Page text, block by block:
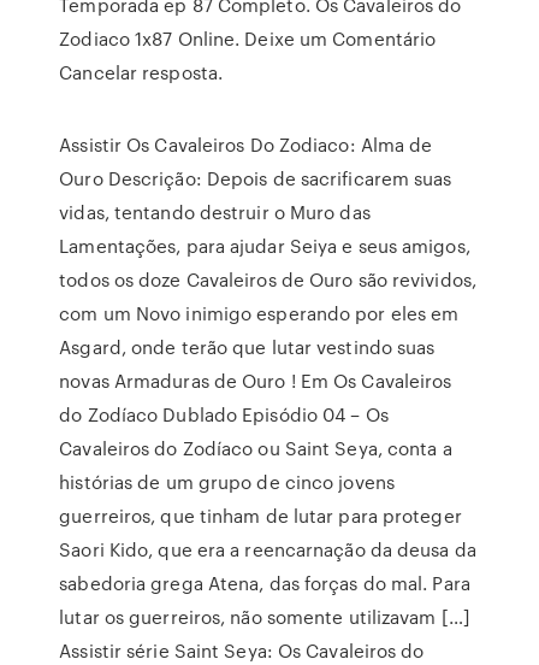
Zodiaco 1x87 Online. Deixe um Comentário
Cancelar resposta.
Assistir Os Cavaleiros Do Zodiaco: Alma de
Ouro Descrição: Depois de sacrificarem suas
vidas, tentando destruir o Muro das
Lamentações, para ajudar Seiya e seus amigos,
todos os doze Cavaleiros de Ouro são revividos,
com um Novo inimigo esperando por eles em
Asgard, onde terão que lutar vestindo suas
novas Armaduras de Ouro ! Em Os Cavaleiros
do Zodíaco Dublado Episódio 04 – Os
Cavaleiros do Zodíaco ou Saint Seya, conta a
histórias de um grupo de cinco jovens
guerreiros, que tinham de lutar para proteger
Saori Kido, que era a reencarnação da deusa da
sabedoria grega Atena, das forças do mal. Para
lutar os guerreiros, não somente utilizavam […]
Assistir série Saint Seya: Os Cavaleiros do